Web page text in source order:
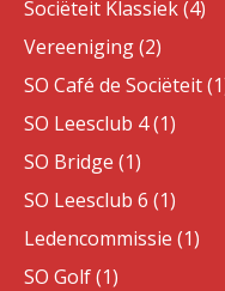
Sociëteit Klassiek (4)
Vereeniging (2)
SO Café de Sociëteit
SO Leesclub 4 (1)
SO Bridge (1)
SO Leesclub 6 (1)
Ledencommissie (1)
SO Golf (1)